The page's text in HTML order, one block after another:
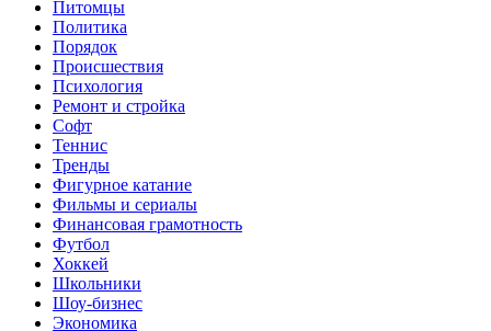
Питомцы
Политика
Порядок
Происшествия
Психология
Ремонт и стройка
Софт
Теннис
Тренды
Фигурное катание
Фильмы и сериалы
Финансовая грамотность
Футбол
Хоккей
Школьники
Шоу-бизнес
Экономика